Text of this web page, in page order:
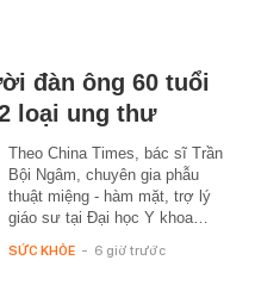
đàn ông 60 tuổi
loại ung thư
Theo China Times, bác sĩ Trần
Bội Ngâm, chuyên gia phẫu
thuật miệng - hàm mặt, trợ lý
giáo sư tại Đại học Y khoa…
SỨC KHỎE - 6 giờ trước